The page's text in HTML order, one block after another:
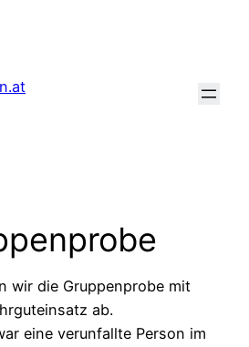
wir die Gruppenprobe mit
ab.
eine verunfallte Person im